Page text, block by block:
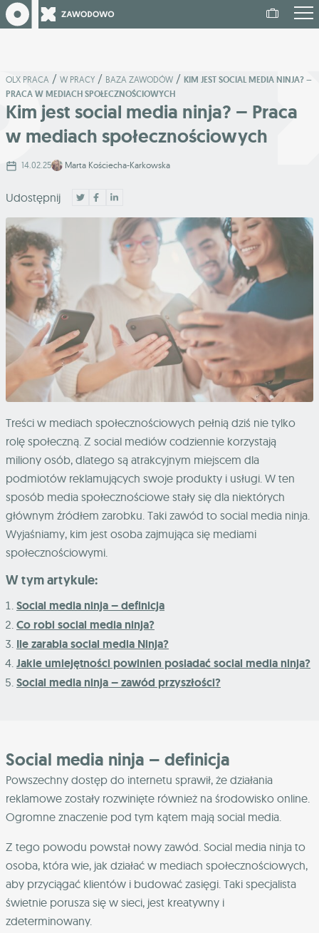
OLX PRACA / W PRACY / BAZA ZAWODÓW / KIM JEST SOCIAL MEDIA NINJA? –
PRACA W MEDIACH SPOŁECZNOŚCIOWYCH
Kim jest social media ninja? – Praca
w mediach społecznościowych
14.02.25 Marta Kościecha-Karkowska
Udostępnij
Treści w mediach społecznościowych pełnią dziś nie tylko
rolę społeczną. Z social mediów codziennie korzystają
miliony osób, dlatego są atrakcyjnym miejscem dla
podmiotów reklamujących swoje produkty i usługi. W ten
sposób media społecznościowe stały się dla niektórych
głównym źródłem zarobku. Taki zawód to social media ninja.
Wyjaśniamy, kim jest osoba zajmująca się mediami
społecznościowymi.
W tym artykule:
Social media ninja – definicja
Co robi social media ninja?
Ile zarabia social media Ninja?
Jakie umiejętności powinien posiadać social media ninja?
Social media ninja – zawód przyszłości?
Social media ninja – definicja
Powszechny dostęp do internetu sprawił, że działania
reklamowe zostały rozwinięte również na środowisko online.
Ogromne znaczenie pod tym kątem mają social media.
Z tego powodu powstał nowy zawód. Social media ninja to
osoba, która wie, jak działać w mediach społecznościowych,
aby przyciągać klientów i budować zasięgi. Taki specjalista
świetnie porusza się w sieci, jest kreatywny i
zdeterminowany.